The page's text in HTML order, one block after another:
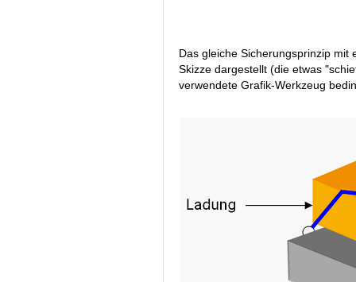
Das gleiche Sicherungsprinzip mit
Skizze dargestellt (die etwas
verwendete Grafik-Werkzeug